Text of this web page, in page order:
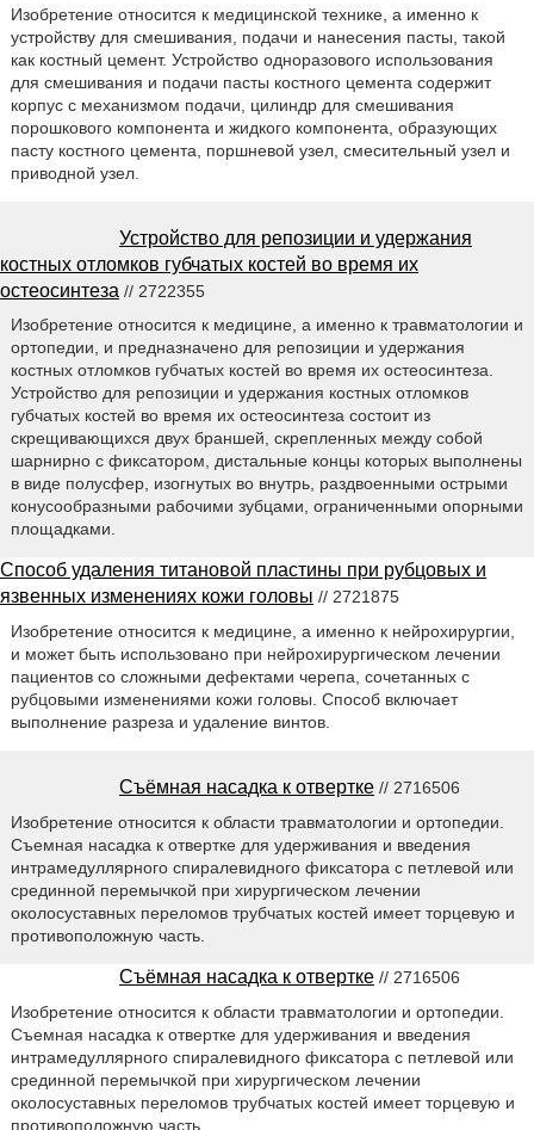
Изобретение относится к медицинской технике, а именно к
устройству для смешивания, подачи и нанесения пасты, такой
как костный цемент. Устройство одноразового использования
для смешивания и подачи пасты костного цемента содержит
корпус с механизмом подачи, цилиндр для смешивания
порошкового компонента и жидкого компонента, образующих
пасту костного цемента, поршневой узел, смесительный узел и
приводной узел.
Устройство для репозиции и удержания
костных отломков губчатых костей во время их
остеосинтеза // 2722355
Изобретение относится к медицине, а именно к травматологии и
ортопедии, и предназначено для репозиции и удержания
костных отломков губчатых костей во время их остеосинтеза.
Устройство для репозиции и удержания костных отломков
губчатых костей во время их остеосинтеза состоит из
скрещивающихся двух браншей, скрепленных между собой
шарнирно с фиксатором, дистальные концы которых выполнены
в виде полусфер, изогнутых во внутрь, раздвоенными острыми
конусообразными рабочими зубцами, ограниченными опорными
площадками.
Способ удаления титановой пластины при рубцовых и
язвенных изменениях кожи головы // 2721875
Изобретение относится к медицине, а именно к нейрохирургии,
и может быть использовано при нейрохирургическом лечении
пациентов со сложными дефектами черепа, сочетанных с
рубцовыми изменениями кожи головы. Способ включает
выполнение разреза и удаление винтов.
Съёмная насадка к отвертке // 2716506
Изобретение относится к области травматологии и ортопедии.
Съемная насадка к отвертке для удерживания и введения
интрамедуллярного спиралевидного фиксатора с петлевой или
срединной перемычкой при хирургическом лечении
околосуставных переломов трубчатых костей имеет торцевую и
противоположную часть.
Съёмная насадка к отвертке // 2716506
Изобретение относится к области травматологии и ортопедии.
Съемная насадка к отвертке для удерживания и введения
интрамедуллярного спиралевидного фиксатора с петлевой или
срединной перемычкой при хирургическом лечении
околосуставных переломов трубчатых костей имеет торцевую и
противоположную часть.